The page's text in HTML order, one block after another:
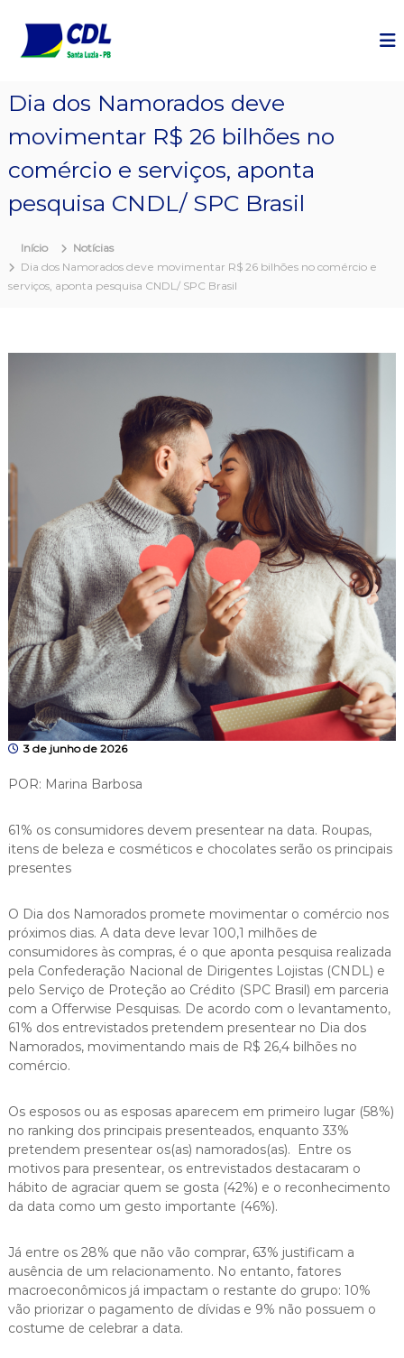
Dia dos Namorados deve
movimentar R$ 26 bilhões no
comércio e serviços, aponta
pesquisa CNDL/ SPC Brasil
Início
Notícias
Dia dos Namorados deve movimentar R$ 26 bilhões no comércio e
serviços, aponta pesquisa CNDL/ SPC Brasil
3 de junho de 2026
POR: Marina Barbosa
61% os consumidores devem presentear na data. Roupas,
itens de beleza e cosméticos e chocolates serão os principais
presentes
O Dia dos Namorados promete movimentar o comércio nos
próximos dias. A data deve levar 100,1 milhões de
consumidores às compras, é o que aponta pesquisa realizada
pela Confederação Nacional de Dirigentes Lojistas (CNDL) e
pelo Serviço de Proteção ao Crédito (SPC Brasil) em parceria
com a Offerwise Pesquisas. De acordo com o levantamento,
61% dos entrevistados pretendem presentear no Dia dos
Namorados, movimentando mais de R$ 26,4 bilhões no
comércio.
Os esposos ou as esposas aparecem em primeiro lugar (58%)
no ranking dos principais presenteados, enquanto 33%
pretendem presentear os(as) namorados(as). Entre os
motivos para presentear, os entrevistados destacaram o
hábito de agraciar quem se gosta (42%) e o reconhecimento
da data como um gesto importante (46%).
Já entre os 28% que não vão comprar, 63% justificam a
ausência de um relacionamento. No entanto, fatores
macroeconômicos já impactam o restante do grupo: 10%
vão priorizar o pagamento de dívidas e 9% não possuem o
costume de celebrar a data.